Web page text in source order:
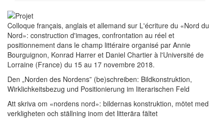
Colloque français, anglais et allemand sur L'écriture du «Nord du
Nord»: construction d'images, confrontation au réel et
positionnement dans le champ littéraire organisé par Annie
Bourguignon, Konrad Harrer et Daniel Chartier à l'Université de
Lorraine (France) du 15 au 17 novembre 2018.
Den „Norden des Nordens” (be)schreiben: Bildkonstruktion,
Wirklichkeitsbezug und Positionierung im literarischen Feld
Att skriva om «nordens nord»: bildernas konstruktion, mötet med
verkligheten och ställning inom det litterära fältet